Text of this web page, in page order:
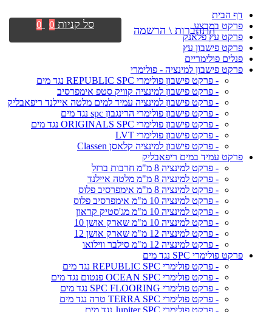
דף הבית
פרקט במבצע
פרקט עץ פלאנק
פרקט פישבון עץ
פנלים פולימריים
פרקט פישבון למינציה - פולימרי
- פרקט פישבון פולימרי REPUBLIC SPC נגד מים
- פרקט פישבון למינציה קוויק סטפ אימפרסיב
- פרקט פישבון למינציה עמיד למים מלטה איילנד ריפאבליק
- פרקט פישבון פולימרי הרינגבון spc נגד מים
- פרקט פישבון פולימרי ORIGINALS SPC נגד מים
- פרקט פישבון פולימרי LVT
- פרקט פישבון למינציה קלאסן Classen
פרקט עמיד במים ריפאבליק
- פרקט למינציה 8 מ"מ חרבות ברזל
- פרקט למינציה 8 מ"מ מלטה איילנד
- פרקט למינציה 8 מ"מ אימפרסיב פלוס
- פרקט למינציה 10 מ"מ אימפרסיב פלוס
- פרקט למינציה 10 מ"מ מג'סטיק קראון
- פרקט למינציה 10 מ"מ שארק אושן 10
- פרקט למינציה 12 מ"מ שארק אושן 12
- פרקט למינציה 12 מ"מ סילבר ווילואו
פרקט פולימרי SPC נגד מים
- פרקט פולימרי REPUBLIC SPC נגד מים
- פרקט פולימרי OCEAN SPC פנטום נגד מים
- פרקט פולימרי SPC FLOORING נגד מים
- פרקט פולימרי TERRA SPC טרה נגד מים
- פרקט פולימרי Jupiter SPC נגד מים
התחברות \ הרשמה סל קניות 0
0